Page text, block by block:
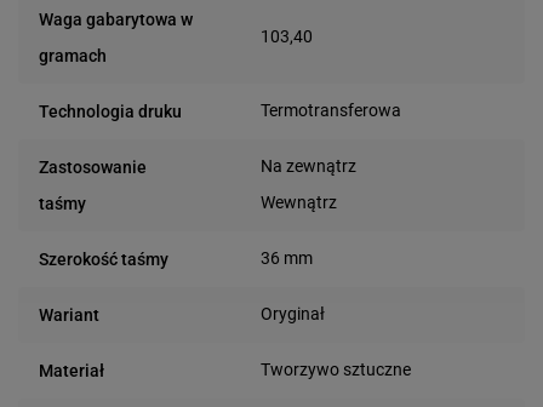
Waga gabarytowa w
gramach
103,40
Technologia druku Termotransferowa
Zastosowanie
taśmy
Na zewnątrz
Wewnątrz
Szerokość taśmy 36 mm
Wariant Oryginał
Materiał Tworzywo sztuczne